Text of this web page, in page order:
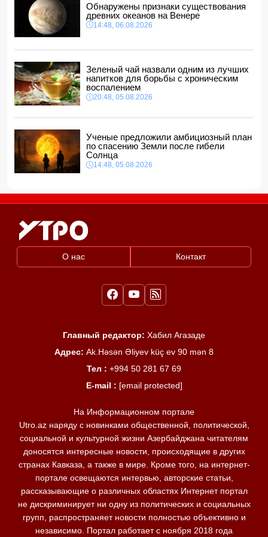
14:00, 06.08.2026
Прогноз погоды в Азербайджане на 7 августа
12:48, 06.08.2026
гибелью граждан Азербайджана в Азовском и Чёрном
морях
12:40, 06.08.2026
Обнаружены признаки существования
древних океанов на Венере
14:48, 06.08.2026
Зеленый чай назвали одним из лучших
напитков для борьбы с хроническим
воспалением
20:48, 05.08.2026
Ученые предложили амбициозный план
по спасению Земли после гибели
Солнца
14:48, 05.08.2026
О нас Контакт
Главный редактор: Хабил Агазаде
Адрес: Ak.Həsən Əliyev küç ev 90 mən 8
Тел : +994 50 281 67 69
E-mail : [email protected]
На Информационном портале
Utro.az наряду с новинками общественной, политической,
социальной и культурной жизни Азербайджана читателям
доносятся интересные новости, происходящие в других
странах Кавказа, а также в мире. Кроме того, на интернет-
портале освещаются интервью, авторские статьи,
рассказывающие о различных областях Интернет портал
не дискриминирует ни одну из политических и социальных
групп, распространяет новости полностью объективно и
независимо. Портал работает с ноября 2018 года